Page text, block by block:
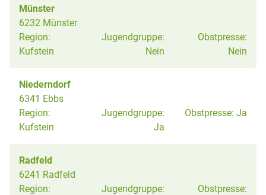
Münster
6232 Münster
Region:
Kufstein
Jugendgruppe:
Nein
Obstpresse:
Nein
Niederndorf
6341 Ebbs
Region:
Kufstein
Jugendgruppe:
Ja
Obstpresse: Ja
Radfeld
6241 Radfeld
Region:
Jugendgruppe:
Obstpresse: